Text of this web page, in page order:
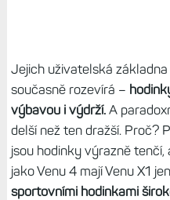
Jejich uživatelská
současně rozevírá –
výbavou i výdrží.A
delší než ten dražší. Proč?
jsou hodinky výrazně
jako Venu 4 mají Venu X1
sportovními hodinkami